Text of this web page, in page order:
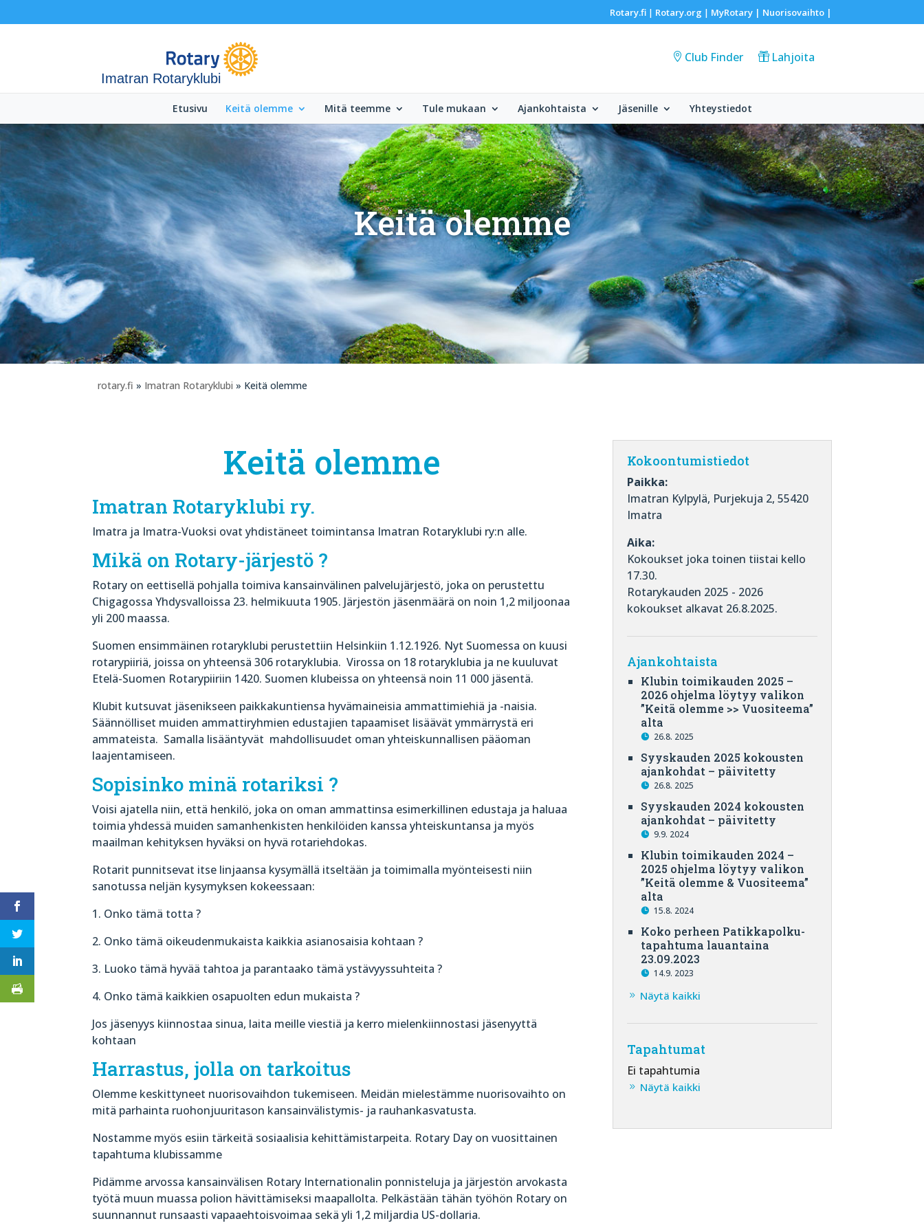
Rotary.fi| Rotary.org | MyRotary | Nuorisovaihto|
Imatran Rotaryklubi
Club Finder Lahjoita
Etusivu Keitä olemme Mitä teemme Tule mukaan Ajankohtaista Jäsenille Yhteystiedot
Keitä olemme
rotary.fi » Imatran Rotaryklubi » Keitä olemme
Keitä olemme
Imatran Rotaryklubi ry.
Imatra ja Imatra-Vuoksi ovat yhdistäneet toimintansa Imatran Rotaryklubi ry:n alle.
Mikä on Rotary-järjestö ?
Rotary on eettisellä pohjalla toimiva kansainvälinen palvelujärjestö, joka on perustettu
Chigagossa Yhdysvalloissa 23. helmikuuta 1905. Järjestön jäsenmäärä on noin 1,2 miljoonaa
yli 200 maassa.
Suomen ensimmäinen rotaryklubi perustettiin Helsinkiin 1.12.1926. Nyt Suomessa on kuusi
rotarypiiriä, joissa on yhteensä 306 rotaryklubia. Virossa on 18 rotaryklubia ja ne kuuluvat
Etelä-Suomen Rotarypiiriin 1420. Suomen klubeissa on yhteensä noin 11 000 jäsentä.
Klubit kutsuvat jäsenikseen paikkakuntiensa hyvämaineisia ammattimiehiä ja -naisia.
Säännölliset muiden ammattiryhmien edustajien tapaamiset lisäävät ymmärrystä eri
ammateista. Samalla lisääntyvät mahdollisuudet oman yhteiskunnallisen pääoman
laajentamiseen.
Sopisinko minä rotariksi ?
Voisi ajatella niin, että henkilö, joka on oman ammattinsa esimerkillinen edustaja ja haluaa
toimia yhdessä muiden samanhenkisten henkilöiden kanssa yhteiskuntansa ja myös
maailman kehityksen hyväksi on hyvä rotariehdokas.
Rotarit punnitsevat itse linjaansa kysymällä itseltään ja toimimalla myönteisesti niin
sanotussa neljän kysymyksen kokeessaan:
1. Onko tämä totta ?
2. Onko tämä oikeudenmukaista kaikkia asianosaisia kohtaan ?
3. Luoko tämä hyvää tahtoa ja parantaako tämä ystävyyssuhteita ?
4. Onko tämä kaikkien osapuolten edun mukaista ?
Jos jäsenyys kiinnostaa sinua, laita meille viestiä ja kerro mielenkiinnostasi jäsenyyttä
kohtaan
Harrastus, jolla on tarkoitus
Olemme keskittyneet nuorisovaihdon tukemiseen. Meidän mielestämme nuorisovaihto on
mitä parhainta ruohonjuuritason kansainvälistymis- ja rauhankasvatusta.
Nostamme myös esiin tärkeitä sosiaalisia kehittämistarpeita. Rotary Day on vuosittainen
tapahtuma klubissamme
Pidämme arvossa kansainvälisen Rotary Internationalin ponnisteluja ja järjestön arvokasta
työtä muun muassa polion hävittämiseksi maapallolta. Pelkästään tähän työhön Rotary on
suunnannut runsaasti vapaaehtoisvoimaa sekä yli 1,2 miljardia US-dollaria.
Kokoontumistiedot
Paikka:
Imatran Kylpylä, Purjekuja 2, 55420
Imatra
Aika:
Kokoukset joka toinen tiistai kello
17.30.
Rotarykauden 2025 - 2026
kokoukset alkavat 26.8.2025.
Ajankohtaista
Klubin toimikauden 2025 –
2026 ohjelma löytyy valikon
”Keitä olemme >> Vuositeema”
alta
26.8. 2025
Syyskauden 2025 kokousten
ajankohdat – päivitetty
26.8. 2025
Syyskauden 2024 kokousten
ajankohdat – päivitetty
9.9. 2024
Klubin toimikauden 2024 –
2025 ohjelma löytyy valikon
”Keitä olemme & Vuositeema”
alta
15.8. 2024
Koko perheen Patikkapolku-
tapahtuma lauantaina
23.09.2023
14.9. 2023
Näytä kaikki
Tapahtumat
Ei tapahtumia
Näytä kaikki